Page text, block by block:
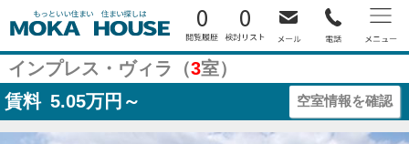
0 0
インプレス・ヴィラ（3室）
賃料 5.05万円～ 空室情報を確認